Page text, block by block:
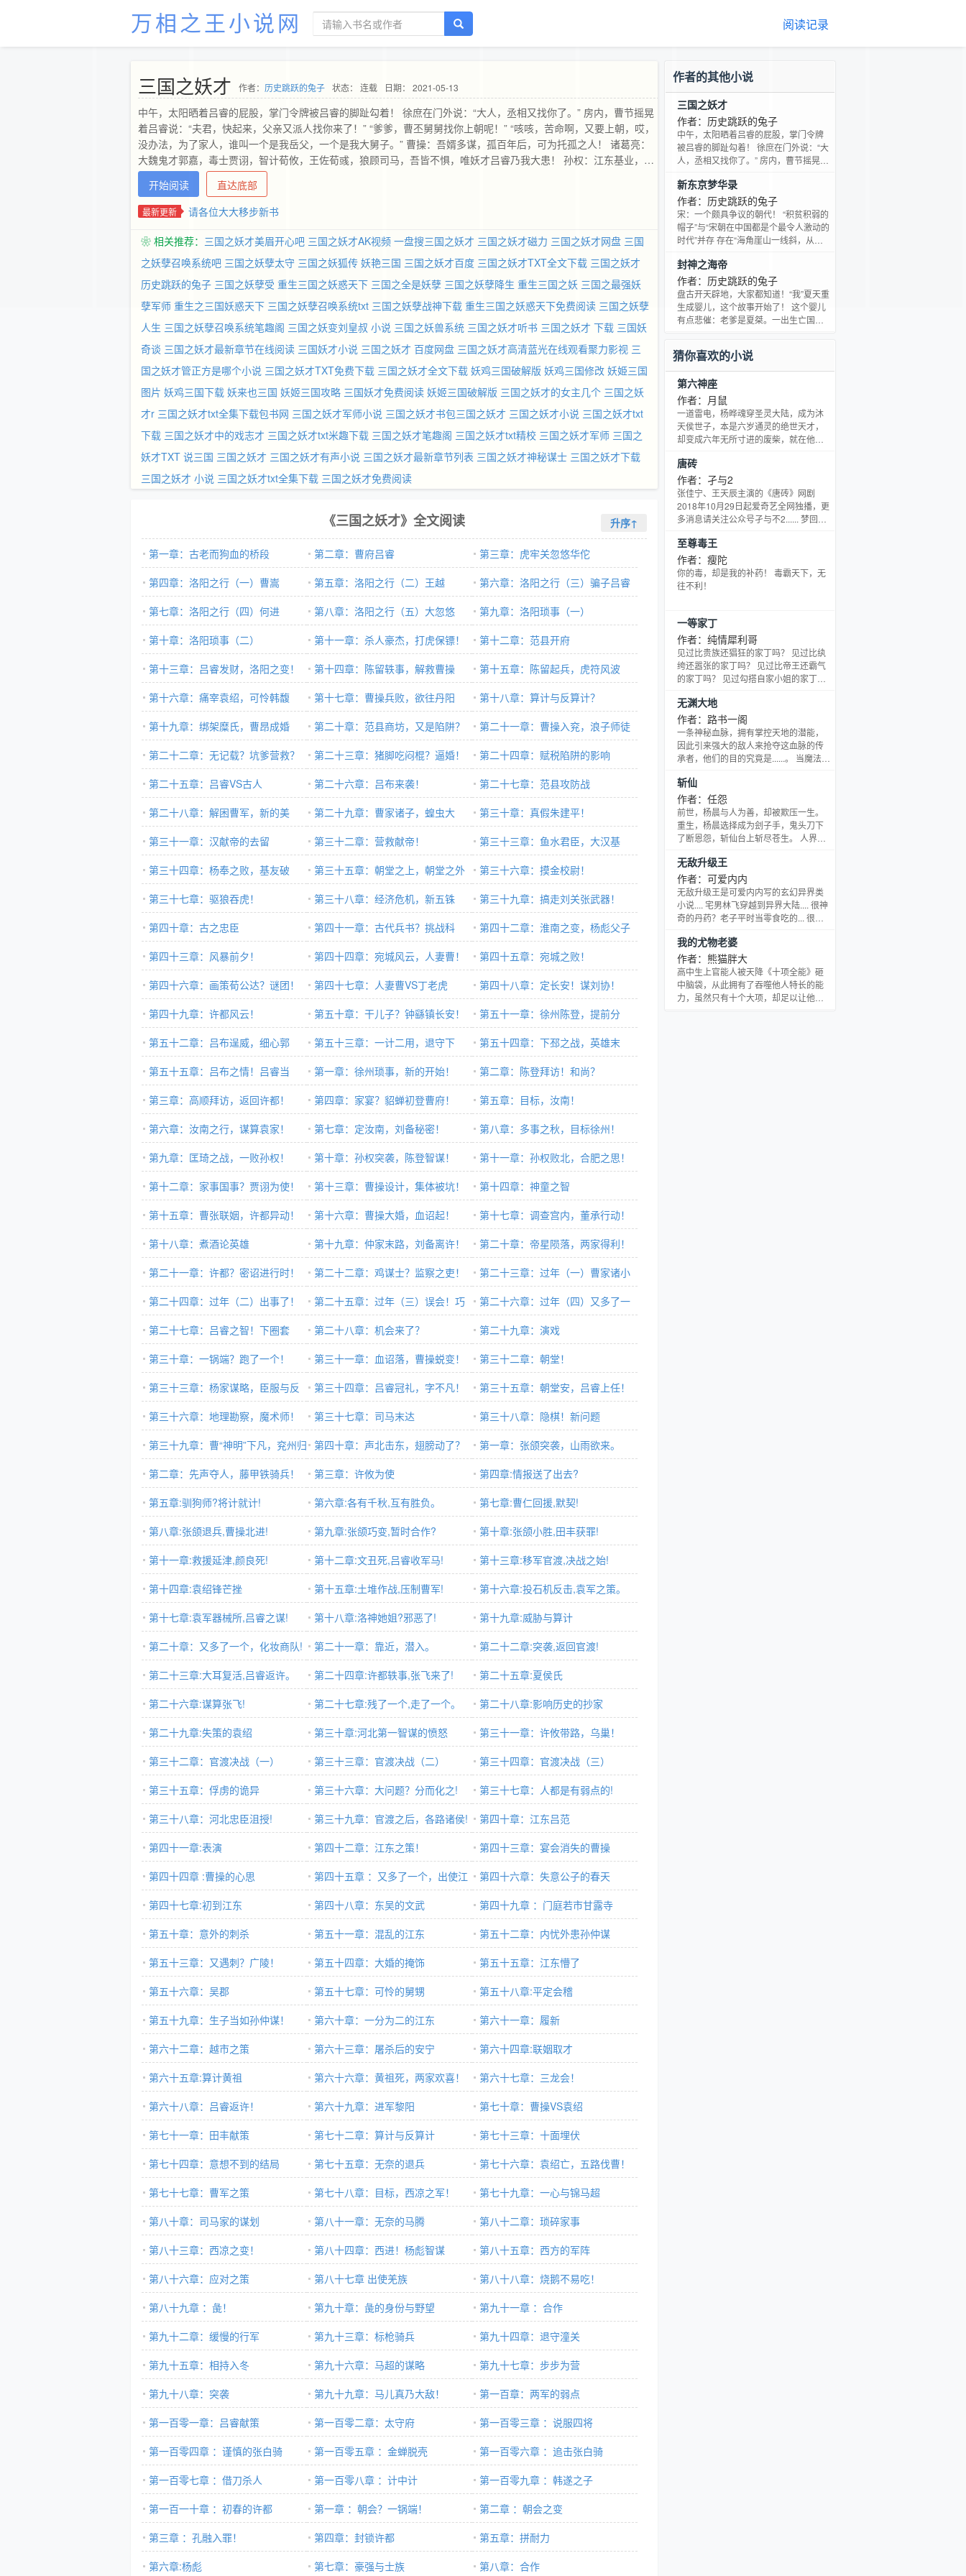
万相之王小说网 阅读记录
三国之妖才 作者： 历史跳跃的兔子 状态： 连载 日期： 2021-05-13
中午，太阳晒着吕睿的屁股，掌门令牌被吕睿的脚趾勾着！ 徐庶在门外说：“大人，丞相又找你了。” 房内，曹节摇晃
着吕睿说：“夫君，快起来，父亲又派人找你来了！” “爹爹，曹丕舅舅找你上朝呢！” “咳咳，苦命啊，又要上朝，哎，
没办法，为了家人，谁叫一个是我岳父，一个是我大舅子。” 曹操：吾婿多谋，孤百年后，可为托孤之人！ 诸葛亮：
大魏鬼才郭嘉，毒士贾诩，智计荀攸，王佐荀彧，狼顾司马，吾皆不惧，唯妖才吕睿乃我大患！ 孙权：江东基业，毁
于一江湖游侠！ 陈寿：文信侯，吕睿，字不凡，性懒惰，智计百出，天下俊杰！ 80后吕睿穿越三国，当个妖才谋士，
弄个掌门玩玩，搞个候爷当当，没事弄下发明，欺负千古风流人物........ 等等，更多精彩，尽在三国之妖才
开始阅读 直达底部
最新更新 请各位大大移步新书
❀ 相关推荐： 三国之妖才美眉开心吧 三国之妖才AK视频 一盘搜三国之妖才 三国之妖才磁力 三国之妖才网盘 三国
之妖孽召唤系统吧 三国之妖孽太守 三国之妖狐传 妖艳三国 三国之妖才百度 三国之妖才TXT全文下载 三国之妖才
历史跳跃的兔子 三国之妖孽受 重生三国之妖惑天下 三国之全是妖孽 三国之妖孽降生 重生三国之妖 三国之最强妖
孽军师 重生之三国妖惑天下 三国之妖孽召唤系统txt 三国之妖孽战神下载 重生三国之妖惑天下免费阅读 三国之妖孽
人生 三国之妖孽召唤系统笔趣阁 三国之妖变刘皇叔 小说 三国之妖兽系统 三国之妖才听书 三国之妖才 下载 三国妖
奇谈 三国之妖才最新章节在线阅读 三国妖才小说 三国之妖才 百度网盘 三国之妖才高清蓝光在线观看聚力影视 三
国之妖才管正方是哪个小说 三国之妖才TXT免费下载 三国之妖才全文下载 妖鸡三国破解版 妖鸡三国修改 妖姫三国
图片 妖鸡三国下载 妖来也三国 妖姬三国攻略 三国妖才免费阅读 妖姬三国破解版 三国之妖才的女主几个 三国之妖
才r 三国之妖才txt全集下载包书网 三国之妖才军师小说 三国之妖才书包三国之妖才 三国之妖才小说 三国之妖才txt
下载 三国之妖才中的戏志才 三国之妖才txt米趣下载 三国之妖才笔趣阁 三国之妖才txt精校 三国之妖才军师 三国之
妖才TXT 说三国 三国之妖才 三国之妖才有声小说 三国之妖才最新章节列表 三国之妖才神秘谋士 三国之妖才下载
三国之妖才 小说 三国之妖才txt全集下载 三国之妖才免费阅读
《三国之妖才》全文阅读 升序↑
第一章：古老而狗血的桥段 第二章：曹府吕睿
第三章：虎牢关忽悠华佗
第四章：洛阳之行（一）曹嵩
第五章：洛阳之行（二）王越
第六章：洛阳之行（三）骗子吕睿
第七章：洛阳之行（四）何进
第八章：洛阳之行（五）大忽悠
第九章：洛阳琐事（一）
第十章：洛阳琐事（二）
第十一章：杀人豪杰，打虎保镖！
第十二章：范县开府
第十三章：吕睿发财，洛阳之变！
第十四章：陈留轶事，解救曹操
第十五章：陈留起兵，虎符风波
第十六章：痛宰袁绍，可怜韩馥
第十七章：曹操兵败，欲往丹阳
第十八章：算计与反算计？
第十九章：绑架糜氏，曹昂成婚
第二十章：范县商坊，又是陷阱？
第二十一章：曹操入兖，浪子师徒
第二十二章：无记载？坑爹营救？
第二十三章：猪脚吃闷棍？逼婚！
第二十四章：赋税陷阱的影响
第二十五章：吕睿VS古人
第二十六章：吕布来袭！
第二十七章：范县攻防战
第二十八章：解困曹军，新的美
食！
第二十九章：曹家诸子，蝗虫大
仙！
第三十章：真假朱建平！
第三十一章：汉献帝的去留
第三十二章：营救献帝！
第三十三章：鱼水君臣，大汉基
友？
第三十四章：杨奉之败，基友破
裂！
第三十五章：朝堂之上，朝堂之外
第三十六章：摸金校尉！
第三十七章：驱狼吞虎！
第三十八章：经济危机，新五铢
钱！
第三十九章：搞走刘关张武器！
第四十章：古之忠臣
第四十一章：古代兵书？挑战科
学！
第四十二章：淮南之变，杨彪父子
第四十三章：风暴前夕！
第四十四章：宛城风云，人妻曹！
第四十五章：宛城之败！
第四十六章：画策荀公达？谜团！
第四十七章：人妻曹VS丁老虎
第四十八章：定长安！谋刘协！
第四十九章：许都风云！
第五十章：干儿子？钟繇镇长安！
第五十一章：徐州陈登，提前分
赃？
第五十二章：吕布逞威，细心郭
嘉！！
第五十三章：一计二用，退守下
邳！
第五十四章：下邳之战，英雄末
路！
第五十五章：吕布之情！吕睿当
爹？
第一章：徐州琐事，新的开始！
第二章：陈登拜访！和尚？
第三章：高顺拜访，返回许都！
第四章：家宴？貂蝉初登曹府！
第五章：目标，汝南！
第六章：汝南之行，谋算袁家！
第七章：定汝南，刘备秘密！
第八章：多事之秋，目标徐州！
第九章：匡琦之战，一败孙权！
第十章：孙权突袭，陈登智谋！
第十一章：孙权败北，合肥之思！
第十二章：家事国事？贾诩为使！
第十三章：曹操设计，集体被坑！
第十四章：神童之智
第十五章：曹张联姻，许都异动！
第十六章：曹操大婚，血诏起！
第十七章：调查宫内，董承行动！
第十八章：煮酒论英雄
第十九章：仲家末路，刘备离许！
第二十章：帝星陨落，两家得利！
第二十一章：许都？密诏进行时！
第二十二章：鸡谋士？监察之吏！
第二十三章：过年（一）曹家诸小
第二十四章：过年（二）出事了！
第二十五章：过年（三）误会！巧
辩
第二十六章：过年（四）又多了一
个！
第二十七章：吕睿之智！下圈套 第二十八章：机会来了？
第二十九章：演戏
第三十章：一锅端？跑了一个！
第三十一章：血诏落，曹操蜕变！
第三十二章：朝堂！
第三十三章：杨家谋略，臣服与反
击
第三十四章：吕睿冠礼，字不凡！
第三十五章：朝堂安，吕睿上任！
第三十六章：地理勘察，魔术师！
第三十七章：司马末达
第三十八章：隐棋！新问题
第三十九章：曹“神明”下凡，兖州归
心！
第四十章：声北击东，翅膀动了？
第一章：张颌突袭，山雨欲来。
第二章：先声夺人，藤甲铁骑兵！
第三章：许攸为使
第四章:情报送了出去?
第五章:驯狗师?将计就计!
第六章:各有千秋,互有胜负。
第七章:曹仁回援,默契!
第八章:张颌退兵,曹操北进!
第九章:张颌巧变,暂时合作?
第十章:张颌小胜,田丰获罪!
第十一章:救援延津,颜良死!
第十二章:文丑死,吕睿收军马!
第十三章:移军官渡,决战之始!
第十四章:袁绍锋芒挫
第十五章:土堆作战,压制曹军!
第十六章:投石机反击,袁军之策。
第十七章:袁军器械所,吕睿之谋!
第十八章:洛神她姐?邪恶了!
第十九章:威胁与算计
第二十章：又多了一个，化妆商队!
第二十一章：靠近，潜入。
第二十二章:突袭,返回官渡!
第二十三章:大耳复活,吕睿返许。
第二十四章:许都轶事,张飞来了!
第二十五章:夏侯氏
第二十六章:谋算张飞!
第二十七章:残了一个,走了一个。
第二十八章:影响历史的抄家
第二十九章:失策的袁绍
第三十章:河北第一智谋的愤怒
第三十一章：许攸带路，乌巢！
第三十二章：官渡决战（一）
第三十三章：官渡决战（二）
第三十四章：官渡决战（三）
第三十五章：俘虏的诡异
第三十六章：大问题？分而化之!
第三十七章：人都是有弱点的!
第三十八章：河北忠臣沮授!
第三十九章：官渡之后，各路诸侯!
第四十章：江东吕范
第四十一章:表演
第四十二章：江东之策！
第四十三章：宴会消失的曹操
第四十四章 :曹操的心思
第四十五章 ：又多了一个，出使江
东。
第四十六章：失意公子的春天
第四十七章:初到江东
第四十八章：东吴的文武
第四十九章 ：门庭若市甘露寺
第五十章：意外的刺杀
第五十一章：混乱的江东
第五十二章：内忧外患孙仲谋
第五十三章：又遇刺？广陵！
第五十四章：大婚的掩饰
第五十五章：江东懵了
第五十六章：吴郡
第五十七章：可怜的舅甥
第五十八章:平定会稽
第五十九章：生子当如孙仲谋！
第六十章：一分为二的江东
第六十一章：履新
第六十二章：越市之策
第六十三章：屠杀后的安宁
第六十四章:联姻取才
第六十五章:算计黄祖
第六十六章：黄祖死，两家欢喜！
第六十七章：三龙会！
第六十八章：吕睿返许！
第六十九章：进军黎阳
第七十章：曹操VS袁绍
第七十一章：田丰献策
第七十二章：算计与反算计
第七十三章：十面埋伏
第七十四章：意想不到的结局
第七十五章：无奈的退兵
第七十六章：袁绍亡，五路伐曹！
第七十七章：曹军之策
第七十八章：目标，西凉之军！
第七十九章：一心与锦马超
第八十章：司马家的谋划
第八十一章：无奈的马腾
第八十二章：琐碎家事
第八十三章：西凉之变！
第八十四章：西进！杨彪智谋
第八十五章：西方的军阵
第八十六章：应对之策
第八十七章 出使羌族
第八十八章：烧鹅不易吃！
第八十九章 ：彘！
第九十章：彘的身份与野望
第九十一章 ：合作
第九十二章：缓慢的行军
第九十三章：标枪骑兵
第九十四章：退守潼关
第九十五章：相持入冬
第九十六章：马超的谋略
第九十七章：步步为营
第九十八章：突袭
第九十九章：马儿真乃大敌！
第一百章：两军的弱点
第一百零一章：吕睿献策
第一百零二章：太守府
第一百零三章 ：说服四将
第一百零四章 ：谨慎的张白骑
第一百零五章 ：金蝉脱壳
第一百零六章 ：追击张白骑
第一百零七章 ：借刀杀人
第一百零八章 ：计中计
第一百零九章 ：韩遂之子
第一百一十章 ：初春的许都
第一章 ：朝会？一锅端！
第二章 ：朝会之变
第三章 ：孔融入罪！
第四章：封锁许都
第五章：拼耐力
第六章:杨彪
第七章：豪强与士族 第八章：合作
作者的其他小说
三国之妖才
作者：历史跳跃的兔子
中午，太阳晒着吕睿的屁股，掌门令牌
被吕睿的脚趾勾着！ 徐庶在门外说：“大
人，丞相又找你了。” 房内，曹节摇晃着
你来了！” “爹爹，曹丕舅舅找你上朝
呢！” “咳咳，苦命啊，又要上朝，哎，
没办法，为了家人，谁叫一个是我岳
父，一个是我大舅子。” 曹操：吾婿多
谋，孤百年后，可为托孤之人！ 诸葛
攸，王佐荀彧，狼顾司马，吾皆不惧，
唯妖才吕睿
新东京梦华录
作者：历史跳跃的兔子
宋：一个颇具争议的朝代！ “积贫积弱的
帽子”与“宋朝在中国都是个最令人激动的
时代”并存 存在“海角崖山一线斜，从今
将赵承嗣带回了后周显德年间。 一相：
半部论语治天下。二帝：太祖立国，太
宗立制。三遗憾：定难军割据西北，契
丹兴北方，交州再不属中华。四方女
子：京娘千里之恩传世，花蕊美貌无双
梁城，开
封神之海帝
作者：历史跳跃的兔子
盘古开天辟地，大家都知道！“我”夏天重
生成婴儿，这个故事开始了！ 这个婴儿
有点悲催：老爹是夏桀。一出生亡国
老奴，都是自己的！ 这个仙侠世界的规
则很好：以力证道！不是谁年纪大，谁
的实力就强！好嘞！失去的时间靠努力
赢回来！ 机会来了！九尾狐狸居然是我
表妹，通天是我名誉师傅？鸿钧？大家
半斤八两！还有一群截教师兄弟！ 好
了，封神我也来捣
猜你喜欢的小说
第六神座
作者：月鼠
一道雷电，杨晔魂穿圣灵大陆，成为沐
天侯世子，本是六岁通灵的绝世天才，
却变成六年无所寸进的废柴，就在他要
魂并蒂，光明，黑暗两大魂种交相辉
映，百万年兽灵耀纹，鸡肋无比的光之
绒毛球，无尽的吞噬，无敌的寄生，蛋
疼了六年，终于再次风骚，冷艳的未婚
妻，娇滴滴的班长，还有青梅竹马的御
中……。 一群（青龙神座）：
155382759
唐砖
作者：孑与2
张佳宁、王天辰主演的《唐砖》网剧
2018年10月29日起爱奇艺全网独播，更
多消息请关注公众号孑与不2...... 梦回长
只有数不尽的悲哀，民为水，君为舟，
的朗朗之音犹在长安大地回绕，异族的
铁蹄却再一次踏破了玉门关，此恨何
及？ 坟墓里的李世民眼见子民涂炭，该
跨越历史长河，摘飞星，揽日月，让乾
坤倒转
至尊毒王
作者：瘦陀
你的毒，却是我的补药！ 毒霸天下，无
往不利！
一等家丁
作者：纯情犀利哥
见过比贵族还猖狂的家丁吗？ 见过比纨
绔还嚣张的家丁吗？ 见过比帝王还霸气
的家丁吗？ 见过勾搭自家小姐的家丁
作为现代男人，一向醉情风月，声色犬
马。却因为意外重生异界，混迹异界成
为家丁的他玩纨绔，斗贵族，杀强者。
调戏调戏萧家小姐，勾搭勾搭豪门淑
女，祸害万千。成就一代家丁！
无渊大地
作者：路书一阁
一条神秘血脉，拥有掌控天地的潜能，
因此引来强大的敌人来抢夺这血脉的传
承者，他们的目的究竟是......。 当魔法和
究竟要做出怎样的提升。 全新的斗气，
不一样的魔法，才是战胜这群强敌的王
道。 本书修炼等级划分凡阶共分九
级....... 圣阶共分九级，修炼极难，百年
西云大陆也未必有人达到。 无底之渊的
明确的等级。 小路相信，在三十
斩仙
作者：任怨
前世，杨晨与人为善，却被欺压一生。
重生，杨晨选择成为刽子手，鬼头刀下
了断恩怨，斩仙台上斩尽苍生。 人界斩
无敌升级王
作者：可爱内内
无敌升级王是可爱内内写的玄幻异界类
小说.... 宅男林飞穿越到异界大陆.... 很神
奇的丹药？老子平时当零食吃的... 很厉
什么...你是绝世天才?老子打的就是你们
这些天才.... 为什么我会那么厉害... 因为
我有1.0版本升级系统。 (本站郑重提
醒：本故事纯属虚构，如有雷同，纯属
巧合，切勿模仿。)
我的尤物老婆
作者：熊猫胖大
高中生上官能人被天降《十项全能》砸
中脑袋，从此拥有了吞噬他人特长的能
力，虽然只有十个大项，却足以让他变